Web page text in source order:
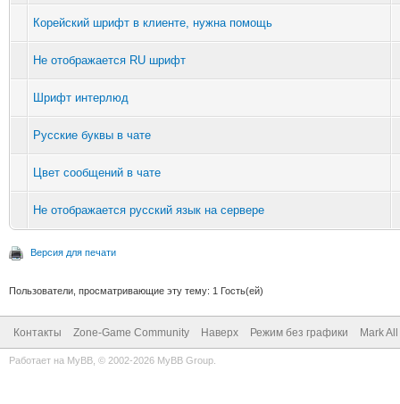
Корейский шрифт в клиенте, нужна помощь
Не отображается RU шрифт
Шрифт интерлюд
Русские буквы в чате
Цвет сообщений в чате
Не отображается русский язык на сервере
Версия для печати
Пользователи, просматривающие эту тему: 1 Гость(ей)
Контакты Zone-Game Community Наверх Режим без графики Mark
Работает на MyBB , © 2002-2026 MyBB Group